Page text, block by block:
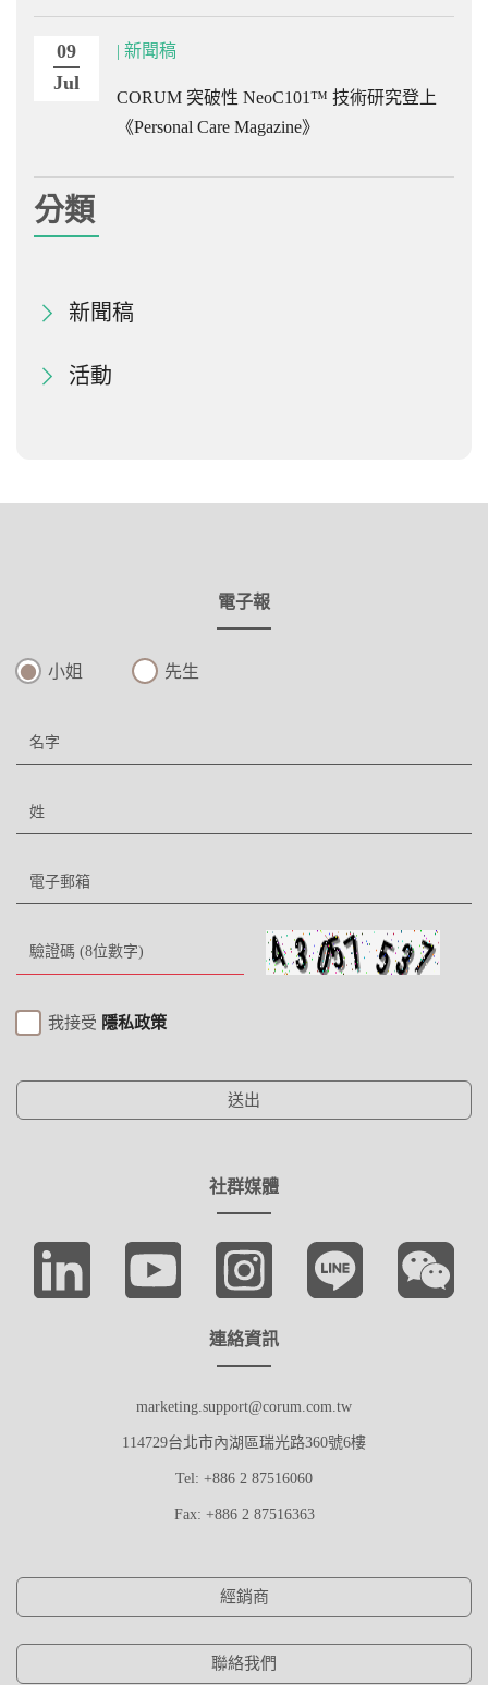
09
Jul
| 新聞稿
CORUM 突破性 NeoC101™ 技術研究登上
《Personal Care Magazine》
分類
新聞稿
活動
電子報
小姐 先生
我接受 隱私政策
送出
社群媒體
連絡資訊
marketing.support@corum.com.tw
114729台北市內湖區瑞光路360號6樓
Tel: +886 2 87516060
Fax: +886 2 87516363
經銷商
聯絡我們